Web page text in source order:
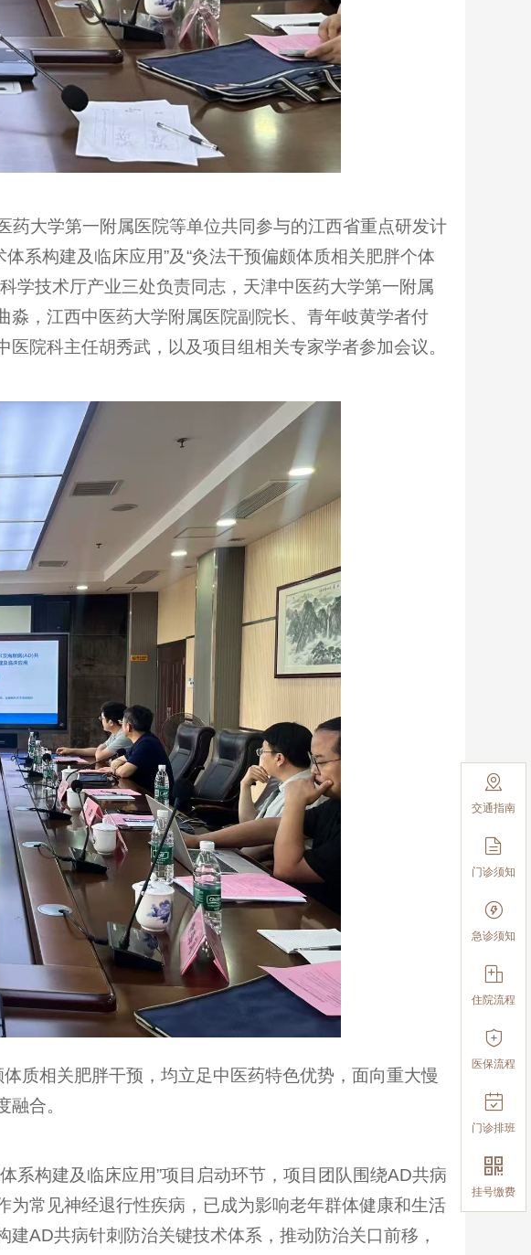
大学第一附属医院等单位共同参与的江西省重点研发计
系构建及临床应用”及“灸法干预偏颇体质相关肥胖个体
学技术厅产业三处负责同志，天津中医药大学第一附属
淼，江西中医药大学附属医院副院长、青年岐黄学者付
院科主任胡秀武，以及项目组相关专家学者参加会议。
质相关肥胖干预，均立足中医药特色优势，面向重大慢
合。
构建及临床应用”项目启动环节，项目团队围绕AD共病
常见神经退行性疾病，已成为影响老年群体健康和生活
AD共病针刺防治关键技术体系，推动防治关口前移，

交通指南

门诊须知

急诊须知

住院流程

医保流程

门诊排班

挂号缴费